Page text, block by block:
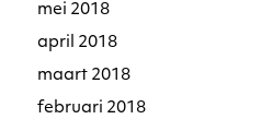
mei 2018
april 2018
maart 2018
februari 2018